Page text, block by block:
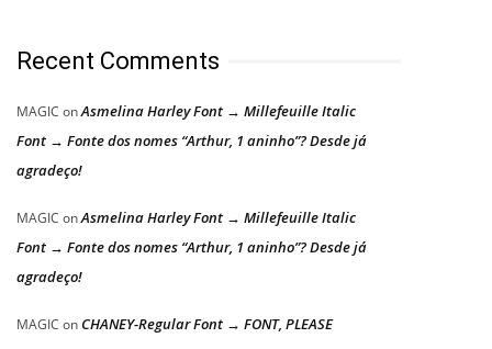
Recent Comments
MAGIC onAsmelina Harley Font → Millefeuille Italic
Font → Fonte dos nomes “Arthur, 1 aninho”? Desde já
agradeço!
MAGIC onAsmelina Harley Font → Millefeuille Italic
Font → Fonte dos nomes “Arthur, 1 aninho”? Desde já
agradeço!
MAGIC on CHANEY-Regular Font → FONT, PLEASE